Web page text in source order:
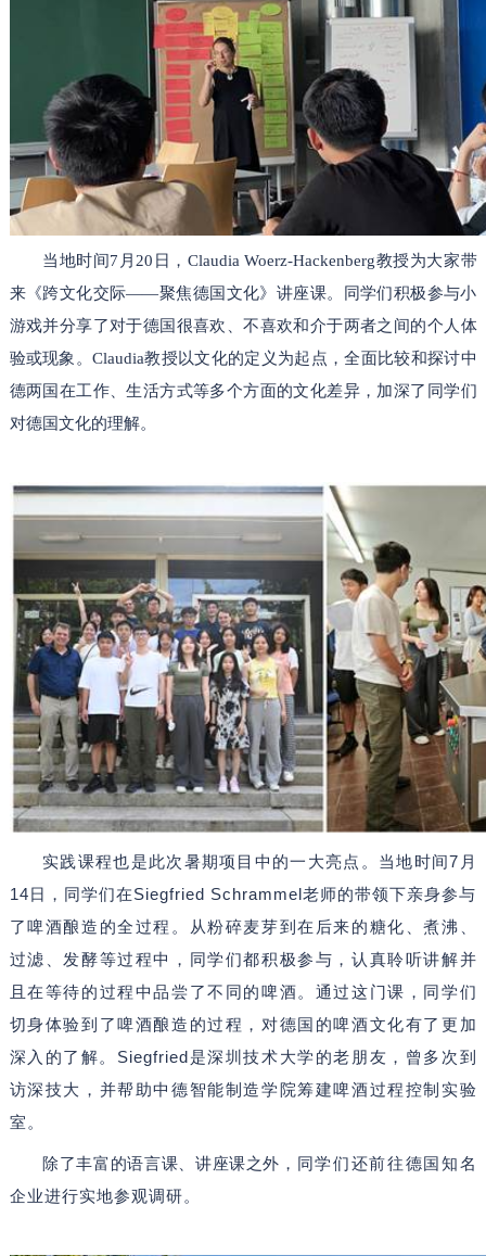
当地时间7月20日，Claudia Woerz-Hackenberg教授为大家带
来《跨文化交际——聚焦德国文化》讲座课。同学们积极参与小
游戏并分享了对于德国很喜欢、不喜欢和介于两者之间的个人体
验或现象。Claudia教授以文化的定义为起点，全面比较和探讨中
德两国在工作、生活方式等多个方面的文化差异，加深了同学们
对德国文化的理解。
实践课程也是此次暑期项目中的一大亮点。当地时间7月
14日，同学们在Siegfried Schrammel老师的带领下亲身参与
了啤酒酿造的全过程。从粉碎麦芽到在后来的糖化、煮沸、
过滤、发酵等过程中，同学们都积极参与，认真聆听讲解并
且在等待的过程中品尝了不同的啤酒。通过这门课，同学们
切身体验到了啤酒酿造的过程，对德国的啤酒文化有了更加
深入的了解。Siegfried是深圳技术大学的老朋友，曾多次到
访深技大，并帮助中德智能制造学院筹建啤酒过程控制实验
室。
除了丰富的语言课、讲座课之外， 同学们还前往德国知名
企业进行实地参观调研。